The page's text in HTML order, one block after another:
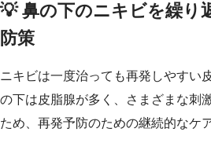
💡 鼻の下のニキビを繰り
防策
ニキビは一度治っても再発しやすい
の下は皮脂腺が多く、さまざまな刺
ため、再発予防のための継続的なケ